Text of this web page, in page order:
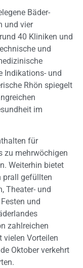
Bäder-
und vier
40 Kliniken und
und
Indikations- und
Rhön spiegelt
im
für
zu mehrwöchigen
Weiterhin bietet
prall gefüllten
Theater- und
und
zahlreichen
vielen Vorteilen
Oktober verkehrt